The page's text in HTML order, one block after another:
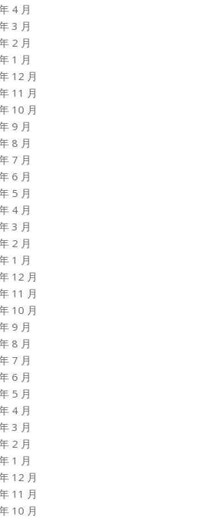
4 月
3 月
2 月
1 月
12 月
11 月
10 月
9 月
8 月
7 月
6 月
5 月
4 月
3 月
2 月
1 月
12 月
11 月
10 月
9 月
8 月
7 月
6 月
5 月
4 月
3 月
2 月
1 月
12 月
11 月
10 月